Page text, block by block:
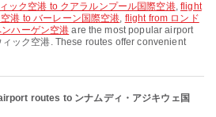
ック空港 to クアラルンプール国際空港,flight
港 to バーレーン国際空港, flight from ロンド
ハーゲン空港 are the most popular airport
ック空港. These routes offer convenient
routes to ンナムディ・アジキウェ国